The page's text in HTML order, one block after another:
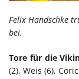
Felix Handschke
bei.
Tore für die
(2), Weis (6),